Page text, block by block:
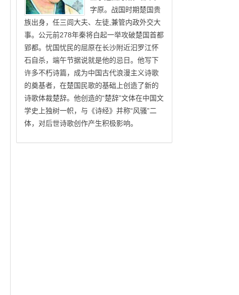
字原。战国时期楚国贵
族出身，任三闾大夫、左徒,兼管内政外交大
事。公元前278年秦将白起一举攻破楚国首都
郢都。忧国忧民的屈原在长沙附近汩罗江怀
石自杀，端午节据说就是他的忌日。他写下
许多不朽诗篇，成为中国古代浪漫主义诗歌
的奠基者，在楚国民歌的基础上创造了新的
诗歌体裁楚辞。他创造的“楚辞”文体在中国文
学史上独树一帜，与《诗经》并称“风骚”二
体，对后世诗歌创作产生积极影响。